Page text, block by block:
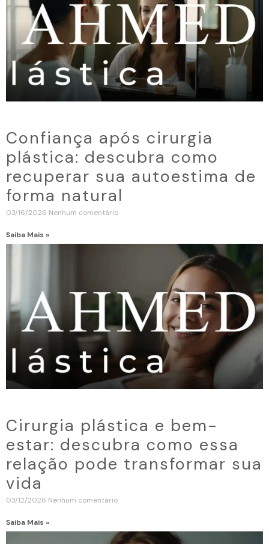
Confiança após cirurgia
plástica: descubra como
recuperar sua autoestima de
forma natural
03/16/2026 Nenhum comentário
Saiba Mais »
Cirurgia plástica e bem-
estar: descubra como essa
relação pode transformar sua
vida
03/12/2026 Nenhum comentário
Saiba Mais »